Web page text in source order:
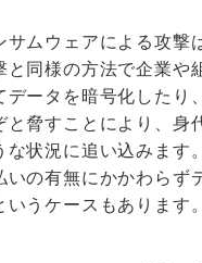
サムウェアによる攻撃
と同様の方法で企業や
データを暗号化したり
と脅すことにより、身
な状況に追い込みます
いの有無にかかわらず
うケースもあります。